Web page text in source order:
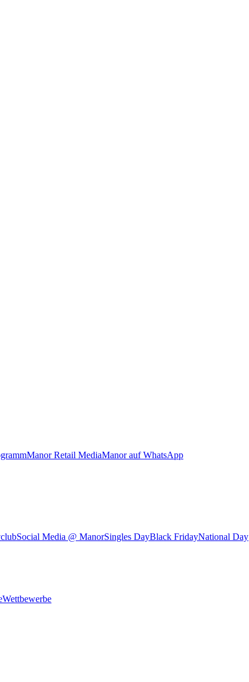
Manor Retail MediaManor auf WhatsApp
Social Media @ ManorSingles DayBlack FridayNational Day
Wettbewerbe